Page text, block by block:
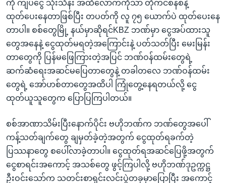
ကို ကျပ်ငွေ သုံးသိန်း အထိလောက်ကိုသာ တိုကင်စနစ်နဲ့
ထုတ်ပေးနေတာဖြစ်ပြီး တပတ်ကို လူ ၇၅ ယောက်ပဲ ထုတ်ပေးနေ
တာပါ။ စစ်တွေမြို့ နယ်မှာဆိုရင်KBZ ဘဏ်မှာ ငွေအပ်ထားသူ
တွေအနေနဲ့ ငွေထုတ်မရတဲ့အကြောင်းနဲ့ ပတ်သတ်ပြီး မေးမြန်း
တာတွေကို ပြန်မဖြေကြားတဲ့အပြင် ဘဏ်ဝန်ထမ်းတွေရဲ့
ဆက်ဆံရေးအဆင်မပြေတာတွေနဲ့ တခါတလေ ဘဏ်ဝန်ထမ်း
တွေရဲ့ အော်ဟစ်တာတွေအထိပါ ကြုံတွေ့နေရတယ်လို့ ငွေ
ထုတ်ယူသူတွေက ပြောပြကြပါတယ်။
စစ်အာဏာသိမ်းပြီးနောက်ပိုင်း ဗဟိုဘဏ်က ဘဏ်တွေအပေါ်
ကန့်သတ်ချက်တွေ ချမှတ်ခဲ့တဲ့အတွက် ငွေထုတ်ရခက်တဲ့
ပြဿနာတွေ စပေါ်လာခဲ့တာပါ။ ငွေထုတ်ရအဆင်ပြေဖို့အတွက်
ငွေစာရင်းအကောင့် အသစ်တွေ ဖွင့်ကြပါလို့ ဗဟိုဘဏ်ဒုဥက္ကဋ္ဌ
ဦးဝင်းသော်က သတင်းစာရှင်းလင်းပွဲတခုမှာပြောပြီး အကောင့်